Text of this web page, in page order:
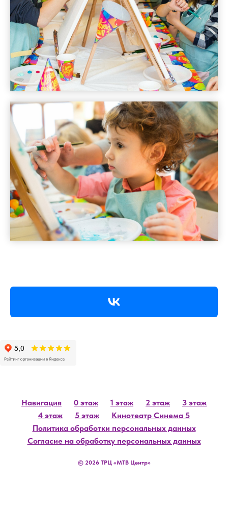
Навигация 0 этаж 1 этаж 2 этаж
3 этаж
4 этаж
5 этаж
Кинотеатр Синема 5
Политика обработки персональных данных
Согласие на обработку персональных данных
© 2026 ТРЦ «МТВ Центр»